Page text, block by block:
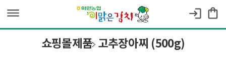
dehaze login shopping_bag
쇼핑몰제품 고추장아찌 (500g)